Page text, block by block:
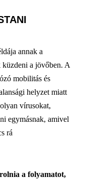
annak a
küzdeni a jövőben. A
mobilitás és
helyzet miatt
vírusokat,
egymásnak, amivel
rá
a folyamatot,